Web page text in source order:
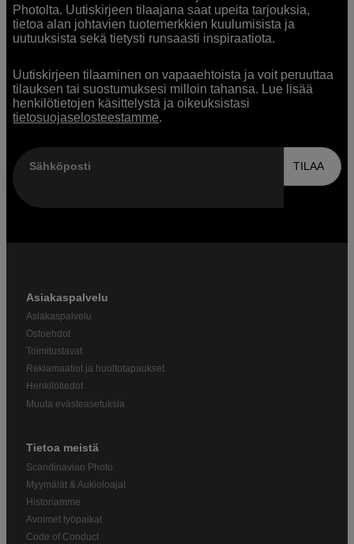
Photolta. Uutiskirjeen tilaajana saat upeita tarjouksia,
tietoa alan johtavien tuotemerkkien kuulumisista ja
uutuuksista sekä tietysti runsaasti inspiraatiota.
Uutiskirjeen tilaaminen on vapaaehtoista ja voit peruuttaa
tilauksen tai suostumuksesi milloin tahansa. Lue lisää
henkilötietojen käsittelystä ja oikeuksistasi
tietosuojaselosteestamme.
Sähköposti TILAA
Asiakaspalvelu
Asiakaspalvelu
Ostoehdot
Toimitustavat
Reklamaatiot ja huoltotapaukset
Henkilötiedot
Muuta evästeasetuksia
Tietoa meistä
Scandinavian Photo
Myymälät & Aukioloajat
Historiamme
Avoimet työpaikat
Code of Conduct